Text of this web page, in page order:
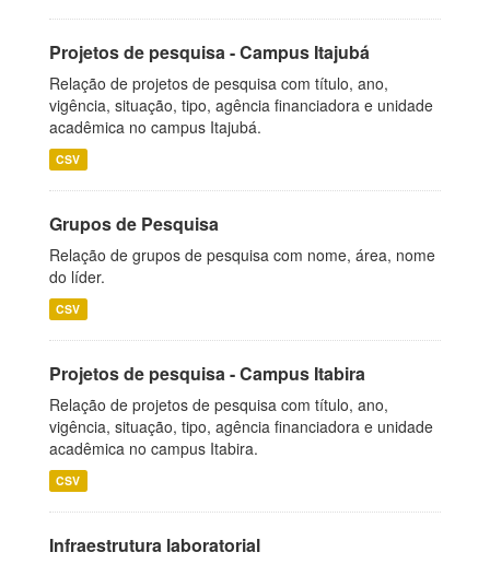
Projetos de pesquisa - Campus Itajubá
Relação de projetos de pesquisa com título, ano,
vigência, situação, tipo, agência financiadora e unidade
acadêmica no campus Itajubá.
CSV
Grupos de Pesquisa
Relação de grupos de pesquisa com nome, área, nome
do líder.
CSV
Projetos de pesquisa - Campus Itabira
Relação de projetos de pesquisa com título, ano,
vigência, situação, tipo, agência financiadora e unidade
acadêmica no campus Itabira.
CSV
Infraestrutura laboratorial